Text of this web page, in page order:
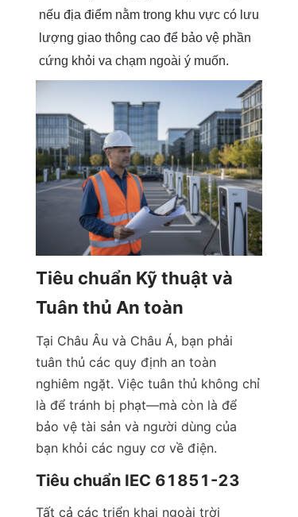
nếu địa điểm nằm trong khu vực có lưu
lượng giao thông cao để bảo vệ phần
cứng khỏi va chạm ngoài ý muốn.
Tiêu chuẩn Kỹ thuật và
Tuân thủ An toàn
Tại Châu Âu và Châu Á, bạn phải
tuân thủ các quy định an toàn
nghiêm ngặt. Việc tuân thủ không chỉ
là để tránh bị phạt—mà còn là để
bảo vệ tài sản và người dùng của
bạn khỏi các nguy cơ về điện.
Tiêu chuẩn IEC 61851-23
Tất cả các triển khai ngoài trời